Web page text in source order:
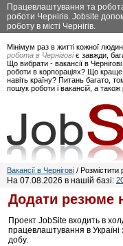
Працевлаштування та
роботи Чернігів. Jobsite
роботу в місті Чернігів.
Мінімум раз в житті кожної
робота в Черніговіє завжди,
Що вибрати - вакансії в
роботи в корпораціях? Що
навіть країну? Питань багато,
пошук роботи і вакансій, а
Вакансії в Чернігові / Розмістити
На 07.08.2026 в нашій базі:
Додати резюме
Проект JobSite входить в
працевлаштування в Україні
добу.